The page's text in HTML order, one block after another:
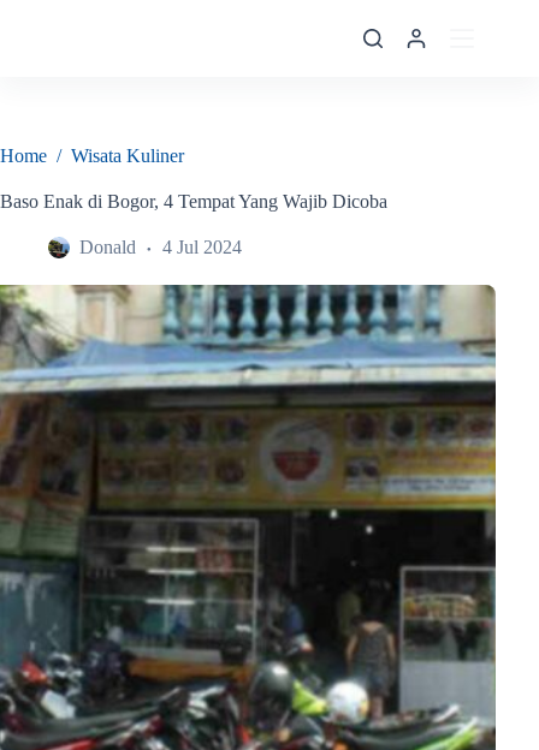
Home / Wisata Kuliner
Baso Enak di Bogor, 4 Tempat Yang Wajib Dicoba
Donald 4 Jul 2024